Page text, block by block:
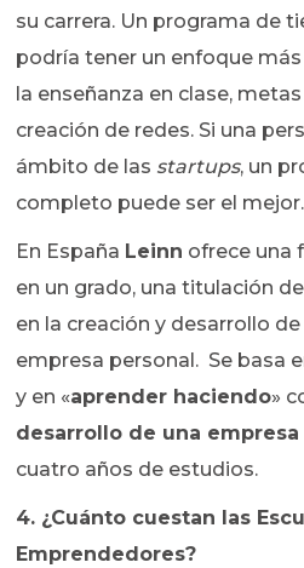
su carrera. Un programa de
podría tener un enfoque
la enseñanza en clase,
creación de redes. Si una
ámbito de las startups, un
completo puede ser el mejor.
En España Leinn ofrece una
en un grado, una titulación de
en la creación y desarrollo
empresa personal. Se basa
y en «aprender haciendo»
desarrollo de una empresa
cuatro años de estudios.
4. ¿Cuánto cuestan las
Emprendedores?